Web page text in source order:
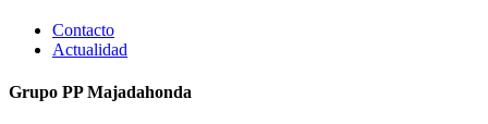
Contacto
Actualidad
Grupo PP Majadahonda